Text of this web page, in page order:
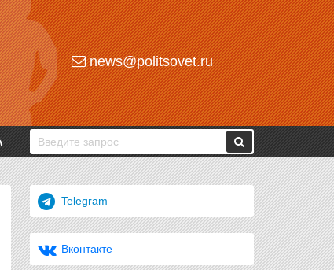
news@politsovet.ru
Telegram
Вконтакте